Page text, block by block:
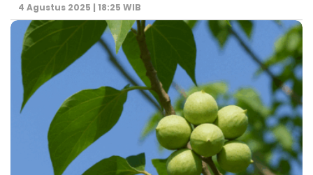
4 Agustus 2025 | 18:25 WIB